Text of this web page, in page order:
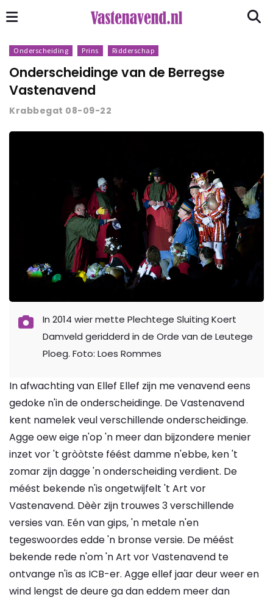
Onderscheiding Prins Ridderschap
Onderscheidinge van de Berregse
Vastenavend
Krabbegat 08-09-22
In 2014 wier mette Plechtege Sluiting Koert
Damveld geridderd in de Orde van de Leutege
Ploeg. Foto: Loes Rommes
In afwachting van Ellef Ellef zijn me venavend eens
gedoke n'in de onderscheidinge. De Vastenavend
kent namelek veul verschillende onderscheidinge.
Agge oew eige n'op 'n meer dan bijzondere menier
inzet vor 't gròòtste féést damme n'ebbe, ken 't
zomar zijn dagge 'n onderscheiding verdient. De
méést bekende n'is ongetwijfelt 't Art vor
Vastenavend. Dèèr zijn trouwes 3 verschillende
versies van. Eén van gips, 'n metale n'en
tegeswoordes edde 'n bronse versie. De méést
bekende rede n'om 'n Art vor Vastenavend te
ontvange n'is as ICB-er. Agge ellef jaar deur weer en
wind lengst de deure ga dan eddem meer dan